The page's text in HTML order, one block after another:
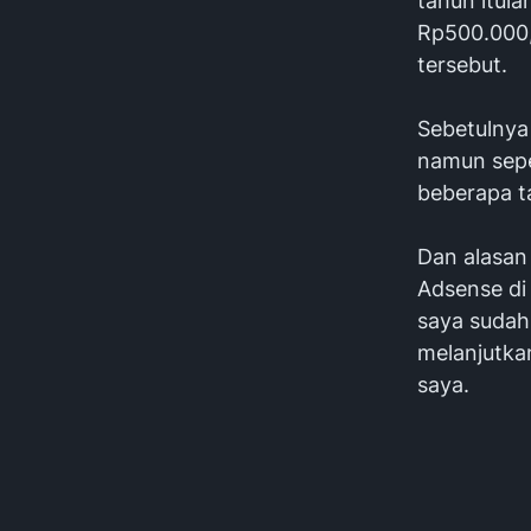
tersebut.
namun
beberapa
Dan
Adsense
saya
saya.